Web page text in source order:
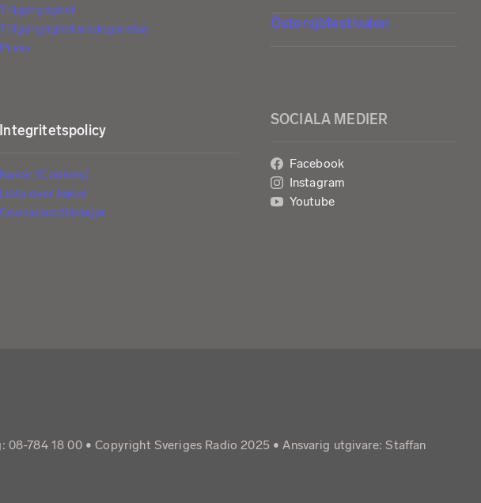
Tillgänglighet
Tillgänglighetsredogörelse
Press
Integritetspolicy
Kakor (Cookies)
Lista över kakor
Cookieinställningar
Östersjöfestivalen
SOCIALA MEDIER
Facebook
Instagram
Youtube
08-784 18 00 • Copyright Sveriges Radio 2025 •Ansvarig utgivare: Staffan